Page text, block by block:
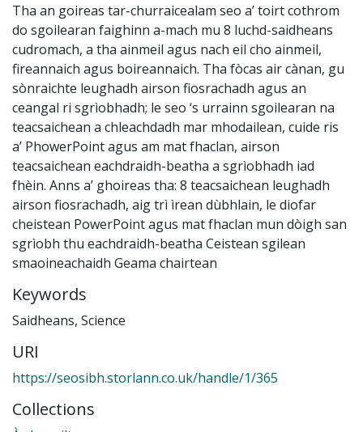
Tha an goireas tar-churraicealam seo a’ toirt cothrom
do sgoilearan faighinn a-mach mu 8 luchd-saidheans
cudromach, a tha ainmeil agus nach eil cho ainmeil,
fireannaich agus boireannaich. Tha fòcas air cànan, gu
sònraichte leughadh airson fiosrachadh agus an
ceangal ri sgrìobhadh; le seo ‘s urrainn sgoilearan na
teacsaichean a chleachdadh mar mhodailean, cuide ris
a’ PhowerPoint agus am mat fhaclan, airson
teacsaichean eachdraidh-beatha a sgrìobhadh iad
fhèin. Anns a’ ghoireas tha: 8 teacsaichean leughadh
airson fiosrachadh, aig trì ìrean dùbhlain, le diofar
cheistean PowerPoint agus mat fhaclan mun dòigh san
sgrìobh thu eachdraidh-beatha Ceistean sgilean
smaoineachaidh Geama chairtean
Keywords
Saidheans, Science
URI
https://seosibh.storlann.co.uk/handle/1/365
Collections